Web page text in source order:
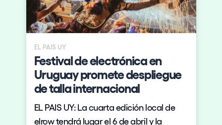
Vegas on May 19. Later this month, the
airline will also debut four direct flights
Ibiza to New York, Barcelona to Tokyo,
Los Angeles to Amsterdam and São
Paolo to Las Vegas.
EL PAIS UY
Festival de electrónica en
Uruguay promete despliegue
de talla internacional
EL PAIS UY: La cuarta edición local de
elrow tendrá lugar el 6 de abril y la